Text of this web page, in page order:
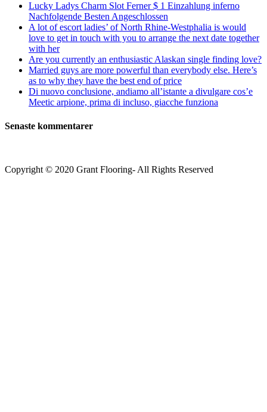
Lucky Ladys Charm Slot Ferner $ 1 Einzahlung inferno
Nachfolgende Besten Angeschlossen
A lot of escort ladies’ of North Rhine-Westphalia is would
love to get in touch with you to arrange the next date together
with her
Are you currently an enthusiastic Alaskan single finding love?
Married guys are more powerful than everybody else. Here’s
as to why they have the best end of price
Di nuovo conclusione, andiamo all’istante a divulgare cos’e
Meetic arpione, prima di incluso, giacche funziona
Senaste kommentarer
Copyright © 2020 Grant Flooring- All Rights Reserved